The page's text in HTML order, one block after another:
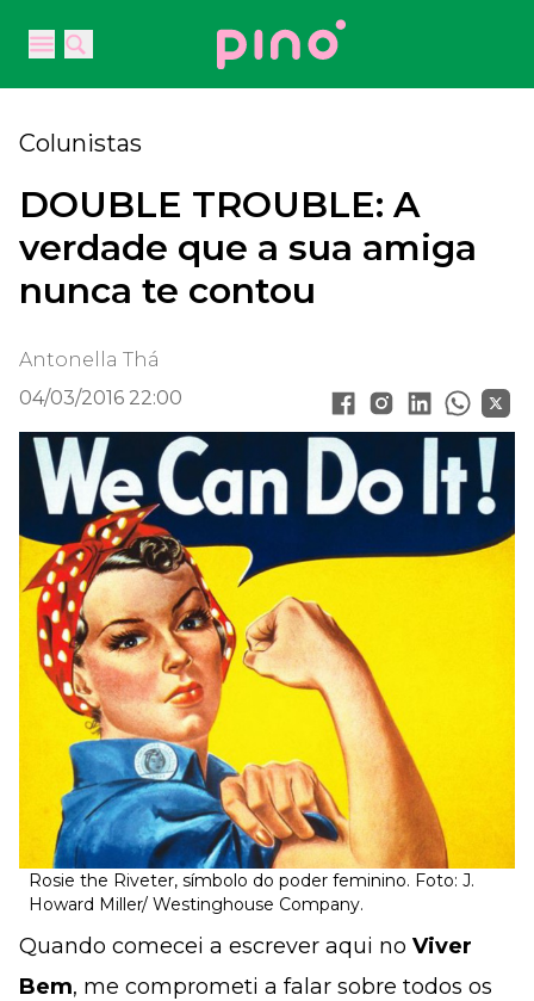
Open main menu
Open main menu
Your Company
Colunistas
DOUBLE TROUBLE: A
verdade que a sua amiga
nunca te contou
Antonella Thá
04/03/2016 22:00
Rosie the Riveter, símbolo do poder feminino. Foto: J.
Howard Miller/ Westinghouse Company.
Quando comecei a escrever aqui no Viver
Bem, me comprometi a falar sobre todos os